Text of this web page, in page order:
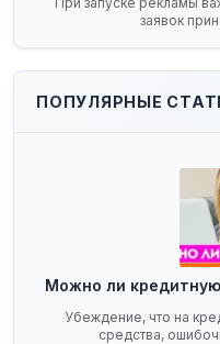
заявок
ПОПУЛЯРНЫЕ
Можно ли
Убеждение, что на
средства,